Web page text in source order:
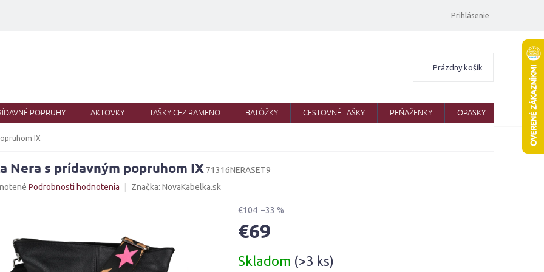
Prihlásenie
Nákupný
Prázdny košík
POPRUHY AKTOVKY TAŠKY CEZ RAMENO BATÔŽKY CESTOVNÉ TAŠKY PEŇAŽENKY OPASKY ŠATKY
IX
Nera s prídavným popruhom IX 71316NERASET9
Podrobnosti hodnotenia Značka: NovaKabelka.sk
€104 –33 %
€69
cena:
Skladom (>3 ks)